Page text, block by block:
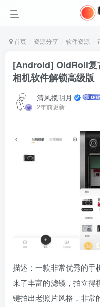
首页 资源分享 软件资源
[Android] OldRoll复
相机软件解锁高级版
清风揽明月
2年前更新
描述：一款非常优秀的手
来了丰富的滤镜，拍立得
键拍出老照片风格，非常